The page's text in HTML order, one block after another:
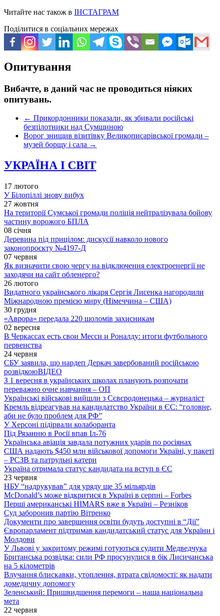
Читайте нас також в ІНСТАГРАМ
Поділитися в соціальних мережах
Опитування
Вибачте, в даний час не проводиться ніяких
опитувань.
← Прикордонники показали, як збивали російські
безпілотники над Сумщиною
Ворог знищив візитівку Великописарівської громади –
музей борщу і сала →
УКРАЇНА І СВІТ
17 лютого
У Білопіллі знову вибух
27 жовтня
На території Сумської громади поліція нейтралізувала бойову
частину ворожого БПЛА
08 січня
Деревина під прицілом: дискусії навколо нового
законопроєкту №4197-Д
07 червня
Як визначити свою чергу на відключення електроенергії не
заходячи на сайт обленерго?
26 лютого
Видатного українського лікаря Сергія Лисенка нагородили
Міжнародною премією миру (Німеччина – США)
30 грудня
«Аврора» передала 220 шоломів захисникам
02 вересня
В Черкассах есть свои Месси и Роналду: итоги футбольного
первенства
24 червня
СБУ заявила, що нардеп Деркач завербований російською
розвідкоюВІДЕО
З 1 вересня в українських школах планують розпочати
переважно очне навчання – ОП
Українські військові вийшли з Сєвєродонецька – журналіст
Кремль відреагував на кандидатство України в ЄС: “головне,
аби не було проблем для РФ”
У Херсоні підірвали колаборанта
Під Рязанню в Росії впав Іл-76
Українська авіація завдала потужних ударів по росіянах
США надають $450 млн військової допомоги Україні, у пакеті
– РСЗВ та патрульні катери
Україна отримала статус кандидата на вступ в ЄС
23 червня
НБУ “надрукував” для уряду ще 35 мільярдів
McDonald’s може відкритися в Україні в серпні – Forbes
Перші американські HIMARS вже в Україні – Резніков
Суд заборонив партію Вітренко
Документи про завершення освіти будуть доступні в “Дії”
Європарламент підтримав кандидатський статус для України і
Молдови
У Львові у закритому режимі готуються судити Медведчука
Британська розвідка: сили РФ просунулися в бік Лисичанська
на 5 кілометрів
Влучання блискавки, утоплення, втрата свідомості: як надати
домедичну допомогу
Зеленський: Пришвидшення перемоги – наша національна
мета
22 червня